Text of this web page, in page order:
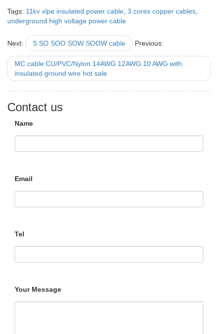
Tags: 11kv xlpe insulated power cable 3 cores copper cables
underground high voltage power cable
Next: S SO SOO SOW SOOW cable Previous:
MC cable CU/PVC/Nylon 14AWG 12AWG 10 AWG with
insulated ground wire hot sale
Contact us
Name
Email
Tel
Your Message